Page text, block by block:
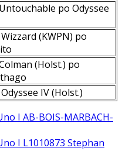
po Odyssee
Wizzard (KWPN) po
(Holst.) po
Odyssee IV (Holst.)